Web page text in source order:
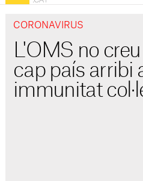
CORONAVIRUS
L'OMS no
cap país arribi
immunitat